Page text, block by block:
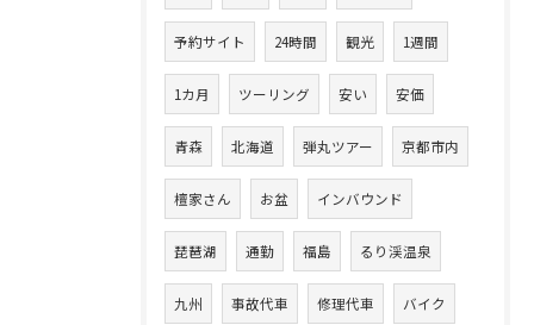
予約サイト 24時間 観光 1週間
1カ月 ツーリング 安い 安価
青森 北海道 弾丸ツアー 京都市内
檀家さん お盆 インバウンド
琵琶湖 通勤 福島 るり渓温泉
九州 事故代車 修理代車 バイク